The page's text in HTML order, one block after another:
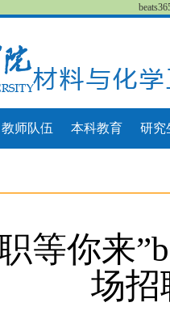
教师队伍 本科教育 研究
等你来
场招